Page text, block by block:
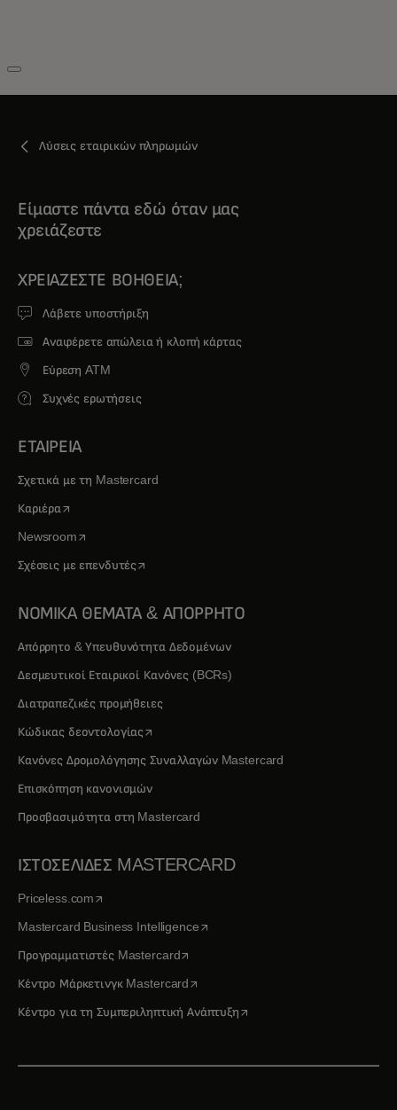
Λύσεις εταιρικών πληρωμών
Είμαστε πάντα εδώ όταν μας
χρειάζεστε
ΧΡΕΙΆΖΕΣΤΕ ΒΟΉΘΕΙΑ;
Λάβετε υποστήριξη
Αναφέρετε απώλεια ή κλοπή κάρτας
Εύρεση ATM
Συχνές ερωτήσεις
ΕΤΑΙΡΕΙΑ
Σχετικά με τη Mastercard
Καριέραopens in a new tab
Newsroomopens in a new tab
Σχέσεις με επενδυτέςopens in a new tab
ΝΟΜΙΚΑ ΘΕΜΑΤΑ & ΑΠΟΡΡΗΤΟ
Απόρρητο & Υπευθυνότητα Δεδομένων
Δεσμευτικοί Εταιρικοί Κανόνες (BCRs)
Διατραπεζικές προμήθειες
Κώδικας δεοντολογίαςopens in a new tab
Κανόνες Δρομολόγησης Συναλλαγών Mastercard
Επισκόπηση κανονισμών
Προσβασιμότητα στη Mastercard
ΙΣΤΟΣΕΛΙΔΕΣ MASTERCARD
Priceless.comopens in a new tab
Mastercard Business Intelligenceopens in a new tab
Προγραμματιστές Mastercardopens in a new tab
Κέντρο Μάρκετινγκ Mastercardopens in a new tab
Κέντρο για τη Συμπεριληπτική Ανάπτυξηopens in a new tab